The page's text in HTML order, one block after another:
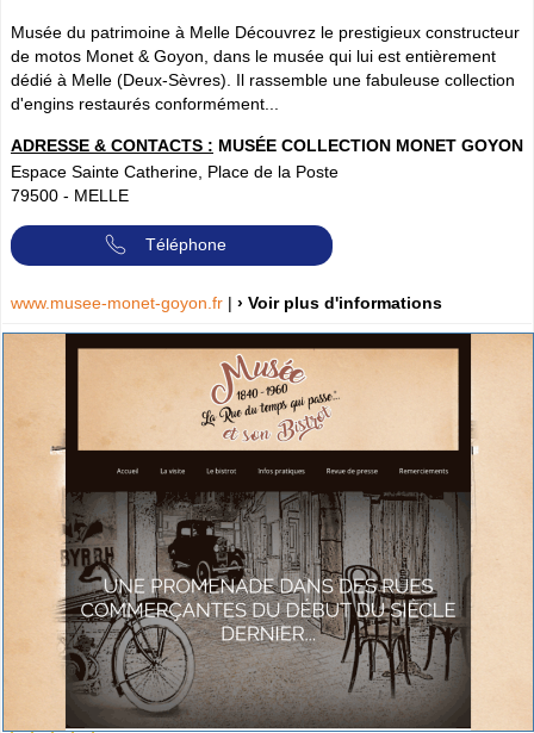
Musée du patrimoine à Melle Découvrez le prestigieux constructeur
de motos Monet & Goyon, dans le musée qui lui est entièrement
dédié à Melle (Deux-Sèvres). Il rassemble une fabuleuse collection
d'engins restaurés conformément...
ADRESSE & CONTACTS : MUSÉE COLLECTION MONET GOYON
Espace Sainte Catherine, Place de la Poste
79500 - MELLE
Téléphone
www.musee-monet-goyon.fr | › Voir plus d'informations